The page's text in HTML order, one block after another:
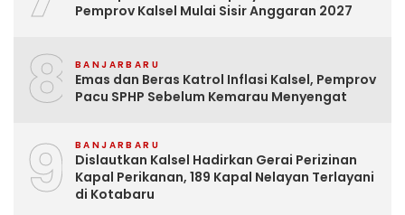
Pemprov Kalsel Mulai Sisir Anggaran 2027
8 BANJARBARU
Emas dan Beras Katrol Inflasi Kalsel, Pemprov
Pacu SPHP Sebelum Kemarau Menyengat
9 BANJARBARU
Dislautkan Kalsel Hadirkan Gerai Perizinan
Kapal Perikanan, 189 Kapal Nelayan Terlayani
di Kotabaru